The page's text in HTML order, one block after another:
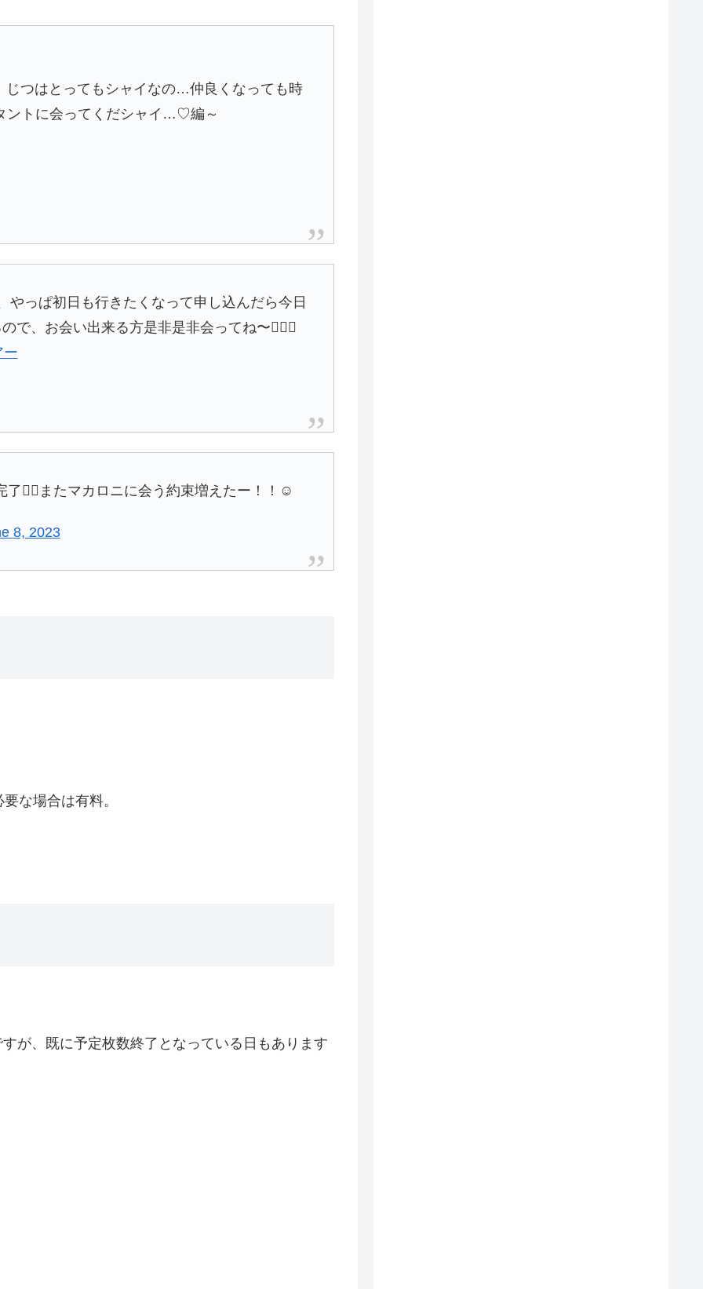
じつはとってもシャイなの…仲良くなっても時
ントに会ってくだシャイ…♡編～
っぱ初日も行きたくなって申し込んだら今日
で、お会い出来る方是非是非会ってね〜🙋🏻‍♀️
ー
🙆‍♂️またマカロニに会う約束増えたー！！☺️
8, 2023
な場合は有料。
が、既に予定枚数終了となっている日もあります